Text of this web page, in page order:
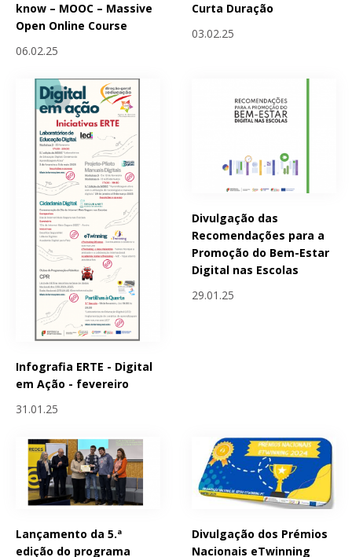
know – MOOC – Massive
Open Online Course
06.02.25
Curta Duração
03.02.25
Infografia ERTE - Digital
em Ação - fevereiro
31.01.25
Divulgação das
Recomendações para a
Promoção do Bem-Estar
Digital nas Escolas
29.01.25
Lançamento da 5.ª
edição do programa
Divulgação dos Prémios
Nacionais eTwinning